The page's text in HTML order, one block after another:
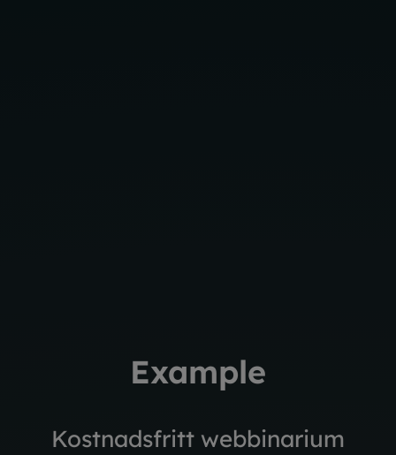
Example
Kostnadsfritt webbinarium